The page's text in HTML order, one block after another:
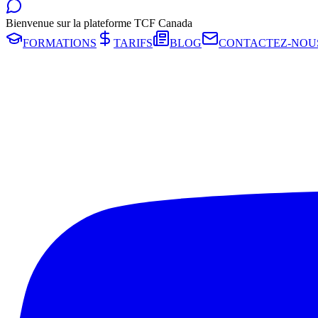
Bienvenue sur la plateforme TCF Canada
FORMATIONS
TARIFS BLOG CONTACTEZ-